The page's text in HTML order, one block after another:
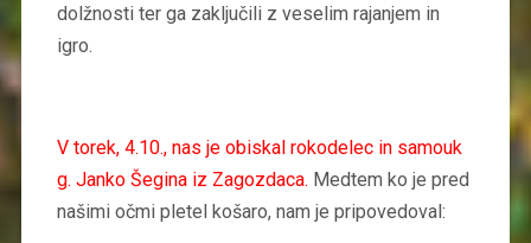
dolžnosti ter ga zaključili z veselim rajanjem in
igro.
V torek, 4.10., nas je obiskal rokodelec in samouk
g. Janko Šegina iz Zagozdaca. Medtem ko je pred
našimi očmi pletel košaro, nam je pripovedoval: